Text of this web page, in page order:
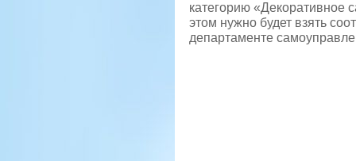
категорию «Декоративное
этом нужно будет взять
департаменте